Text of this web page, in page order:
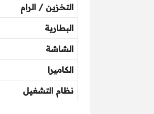
التخزين / الرام
البطارية
الشاشة
الكاميرا
نظام التشغيل